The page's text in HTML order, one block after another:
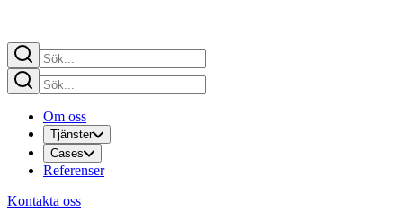
Om oss
Tjänster
Cases
Referenser
Kontakta oss